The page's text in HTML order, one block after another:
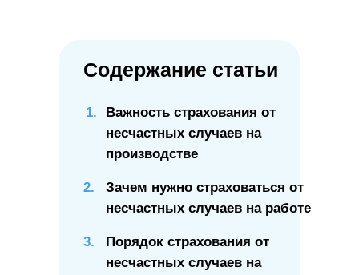
Содержание статьи
2.
Зачем нужно страховаться от
несчастных случаев на работе
3.
Порядок страхования от
несчастных случаев на
Важность страхования от
несчастных случаев на
производстве